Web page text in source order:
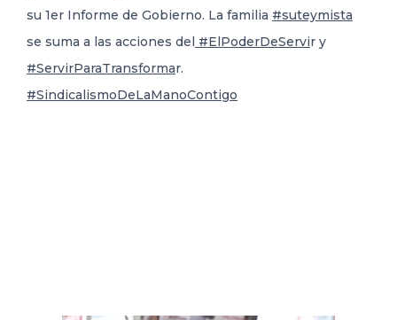
TRANSPARENCIA
su 1er Informe de Gobierno. La familia #suteymista
se suma a las acciones del #ElPoderDeServir y
#ServirParaTransformar.
#SindicalismoDeLaManoContigo